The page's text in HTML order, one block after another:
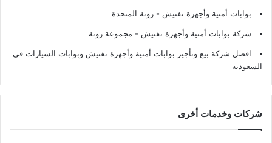
بوابات أمنية وأجهزة تفتيش - زونة المتحدة
شركة بوابات أمنية وأجهزة تفتيش - مجموعة زونة
افضل شركة بيع وتأجير بوابات أمنية وأجهزة تفتيش وبوابات السيارات في
السعودية
شركات وخدمات أخرى